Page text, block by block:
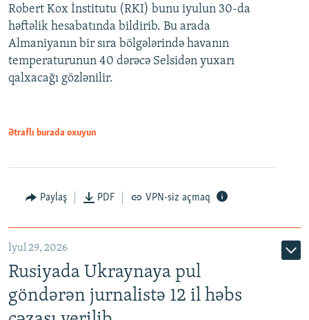
Robert Kox İnstitutu (RKI) bunu iyulun 30-da
həftəlik hesabatında bildirib. Bu arada
Almaniyanın bir sıra bölgələrində havanın
temperaturunun 40 dərəcə Selsidən yuxarı
qalxacağı gözlənilir.
Ətraflı burada oxuyun
Paylaş PDF VPN-siz açmaq
İyul 29, 2026
Rusiyada Ukraynaya pul
göndərən jurnalistə 12 il həbs